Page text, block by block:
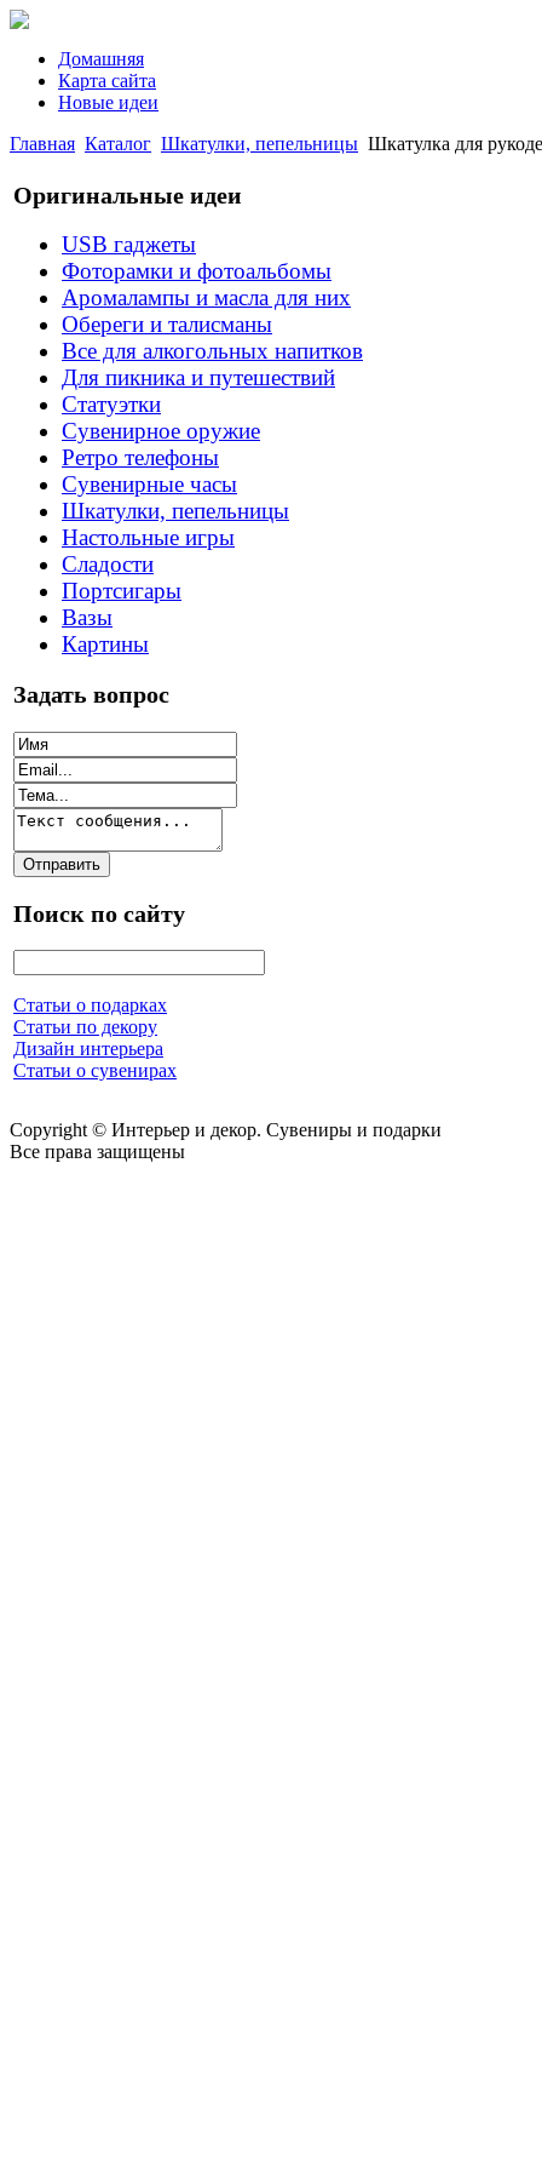
Домашняя
Карта сайта
Новые идеи
Главная Каталог Шкатулки, пепельницы Шкатулка для
Оригинальные идеи
USB гаджеты
Фоторамки и фотоальбомы
Аромалампы и масла для них
Обереги и талисманы
Все для алкогольных напитков
Для пикника и путешествий
Статуэтки
Сувенирное оружие
Ретро телефоны
Сувенирные часы
Шкатулки, пепельницы
Настольные игры
Сладости
Портсигары
Вазы
Картины
Задать вопрос
Поиск по сайту
Статьи о подарках
Статьи по декору
Дизайн интерьера
Статьи о сувенирах
Copyright © Интерьер и декор. Сувениры и подарки
Все права защищены